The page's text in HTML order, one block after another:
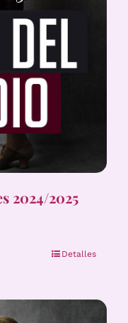
2024/2025
Detalles